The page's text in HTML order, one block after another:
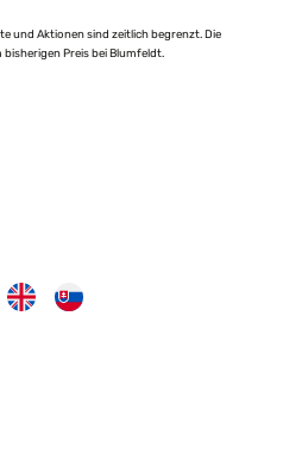
und Aktionen sind zeitlich begrenzt. Die
Preis bei Blumfeldt.